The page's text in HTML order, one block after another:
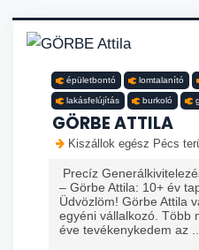
épületbontó lomtalanító
lakásfelújítás burkoló
GÖRBE ATTILA
Kiszállok egész Pécs
Precíz
– Görbe Attila: 10+ év
Üdvözlöm! Görbe Attila
egyéni vállalkozó. Több
éve tevékenykedem az ...